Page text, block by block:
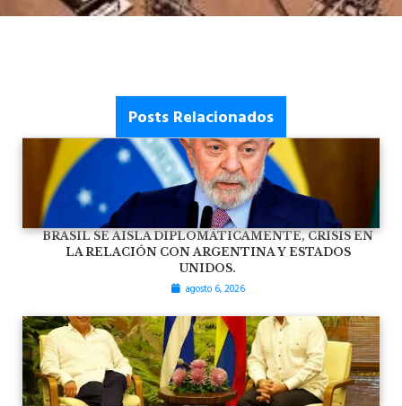
Posts Relacionados
BRASIL SE AISLA DIPLOMÁTICAMENTE, CRISIS EN
LA RELACIÓN CON ARGENTINA Y ESTADOS
UNIDOS.
agosto 6, 2026